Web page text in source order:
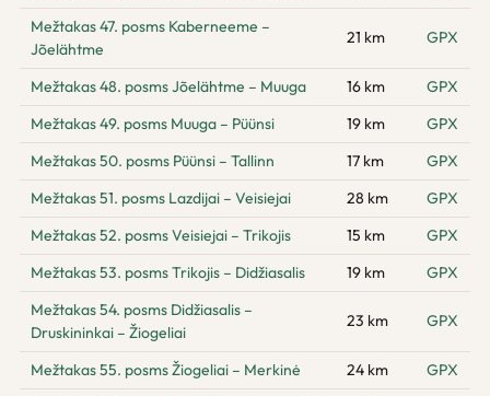
Mežtakas 47. posms Kaberneeme –
Jõelähtme
21 km GPX
Mežtakas 48. posms Jõelähtme – Muuga 16 km
GPX
Mežtakas 49. posms Muuga – Püünsi
19 km
GPX
Mežtakas 50. posms Püünsi – Tallinn
17 km
GPX
Mežtakas 51. posms Lazdijai – Veisiejai
28 km
GPX
Mežtakas 52. posms Veisiejai – Trikojis
15 km
GPX
Mežtakas 53. posms Trikojis – Didžiasalis
19 km
GPX
Mežtakas 54. posms Didžiasalis –
Druskininkai – Žiogeliai
23 km GPX
Mežtakas 55. posms Žiogeliai – Merkinė 24 km
GPX